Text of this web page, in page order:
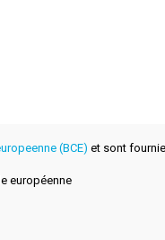
(BCE) et sont
européenne